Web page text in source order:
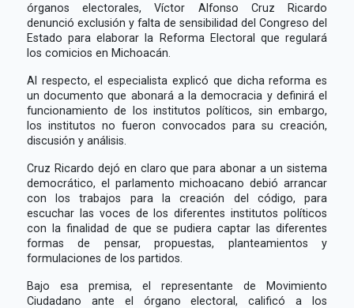
órganos electorales, Víctor Alfonso Cruz Ricardo
denunció exclusión y falta de sensibilidad del Congreso del
Estado para elaborar la Reforma Electoral que regulará
los comicios en Michoacán.
Al respecto, el especialista explicó que dicha reforma es
un documento que abonará a la democracia y definirá el
funcionamiento de los institutos políticos, sin embargo,
los institutos no fueron convocados para su creación,
discusión y análisis.
Cruz Ricardo dejó en claro que para abonar a un sistema
democrático, el parlamento michoacano debió arrancar
con los trabajos para la creación del código, para
escuchar las voces de los diferentes institutos políticos
con la finalidad de que se pudiera captar las diferentes
formas de pensar, propuestas, planteamientos y
formulaciones de los partidos.
Bajo esa premisa, el representante de Movimiento
Ciudadano ante el órgano electoral, calificó a los